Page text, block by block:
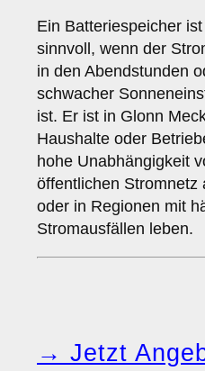
Ein Batteriespeicher
sinnvoll, wenn der
in den Abendstunden
schwacher
ist. Er ist in Glonn
Haushalte oder
hohe Unabhängigkeit
öffentlichen Stromnetz
oder in Regionen mit
Stromausfällen leben.
→ Jetzt